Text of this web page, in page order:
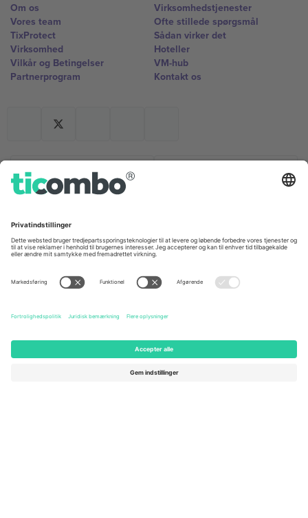
Om os
Vores team
TixProtect
Virksomhed
Vilkår og Betingelser
Partnerprogram
Virksomhedstjenester
Ofte stillede spørgsmål
Sådan virker det
Hoteller
VM-hub
Kontakt os
Kontorer og support
Germany
Berlin, Germany
United Kingdom
London, EC1V 1AW, United
131 Continental Dr, Suite 305,
Newark, Delaware 19713, United
Dorfstrasse 52a, 6390
Engelberg, Switzerland